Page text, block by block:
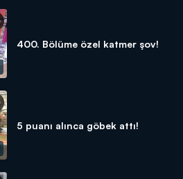
400. Bölüme özel katmer şov!
5 puanı alınca göbek attı!